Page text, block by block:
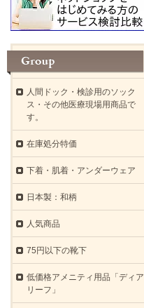
人間ドック・検診用のソック
ス・その他医療現場用商品で
す。
在庫処分特価
下着・肌着・アンダーウェア
日本製：和柄
人気商品
75円以下の靴下
低価格アメニティ用品「ディア
リーフ」